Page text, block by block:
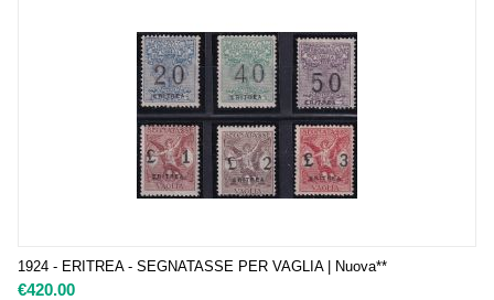
1924 - ERITREA - SEGNATASSE PER VAGLIA | Nuova**
€420.00